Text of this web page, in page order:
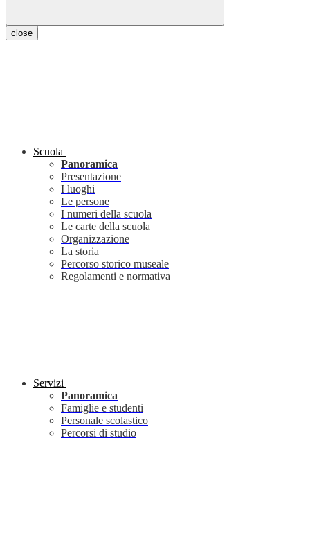
close
Scuola
Panoramica
Presentazione
I luoghi
Le persone
I numeri della scuola
Le carte della scuola
Organizzazione
La storia
Percorso storico museale
Regolamenti e normativa
Servizi
Panoramica
Famiglie e studenti
Personale scolastico
Percorsi di studio